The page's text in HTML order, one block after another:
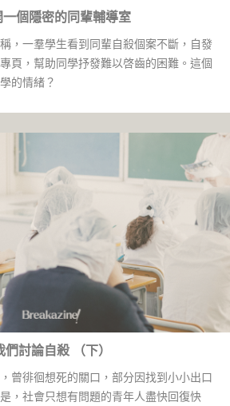
個隱密的同輩輔導室
，一羣學生看到同輩自殺個案不斷，自發
頁，幫助同學抒發難以啓齒的困難。這個
的情緒？
討論自殺 （下）
曾徘徊想死的關口，部分因找到小小出口
，社會只想有問題的青年人盡快回復快